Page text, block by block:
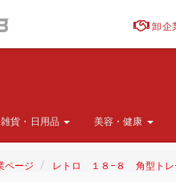
卸企
雑貨・日用品 美容・健康
ページ レトロ １８−８ 角型ト